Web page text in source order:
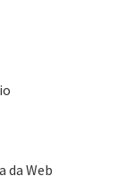
da Web